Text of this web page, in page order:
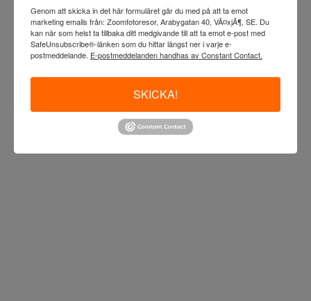
Genom att skicka in det här formuläret går du med på att ta emot
marketing emails från: Zoomfotoresor, Arabygatan 40, VÃ¤xjÃ¶, SE. Du
kan när som helst ta tillbaka ditt medgivande till att ta emot e-post med
SafeUnsubscribe®-länken som du hittar längst ner i varje e-
postmeddelande. E-postmeddelanden handhas av Constant Contact.
SKICKA!